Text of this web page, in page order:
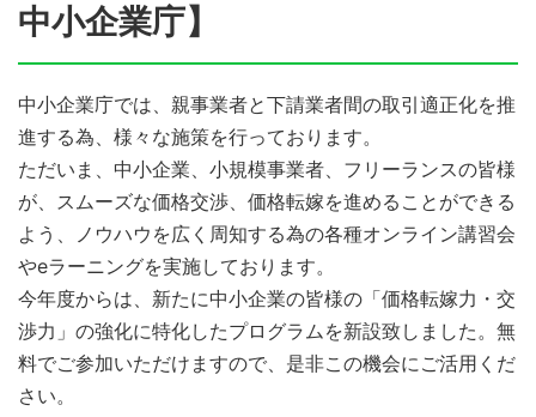
中小企業庁】
中小企業庁では、親事業者と下請業者間の取引適正化を推
進する為、様々な施策を行っております。
ただいま、中小企業、小規模事業者、フリーランスの皆様
が、スムーズな価格交渉、価格転嫁を進めることができる
よう、ノウハウを広く周知する為の各種オンライン講習会
やeラーニングを実施しております。
今年度からは、新たに中小企業の皆様の「価格転嫁力・交
渉力」の強化に特化したプログラムを新設致しました。無
料でご参加いただけますので、是非この機会にご活用くだ
さい。